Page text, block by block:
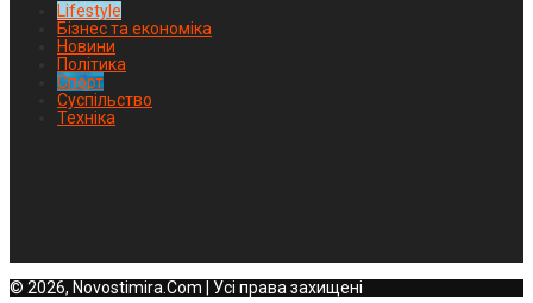
Lifestyle
Бізнес та економіка
Новини
Політика
Спорт
Суспільство
Техніка
© 2026, Novostimira.Com | Усі права захищені